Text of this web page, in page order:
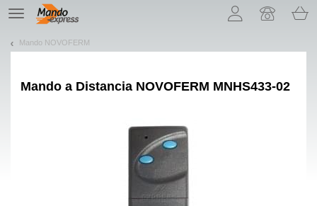
TE
navigation
Mando NOVOFERM
Mando a Distancia NOVOFERM MNHS433-02
¡Permítenos presentarte nuestras cookies!